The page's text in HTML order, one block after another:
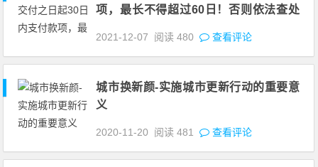
项，最长不得超过60日！否则依法查处
2021-12-07 阅读480 查看评论
城市换新颜-实施城市更新行动的重要意
义
2020-11-20 阅读481 查看评论